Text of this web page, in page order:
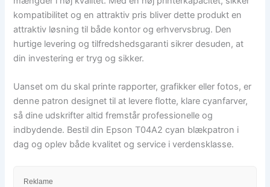
kompatibilitet og en attraktiv pris bliver dette produkt en
attraktiv løsning til både kontor og erhvervsbrug. Den
hurtige levering og tilfredshedsgaranti sikrer desuden, at
din investering er tryg og sikker.
Uanset om du skal printe rapporter, grafikker eller fotos, er
denne patron designet til at levere flotte, klare cyanfarver,
så dine udskrifter altid fremstår professionelle og
indbydende. Bestil din Epson T04A2 cyan blækpatron i
dag og oplev både kvalitet og service i verdensklasse.
Reklame